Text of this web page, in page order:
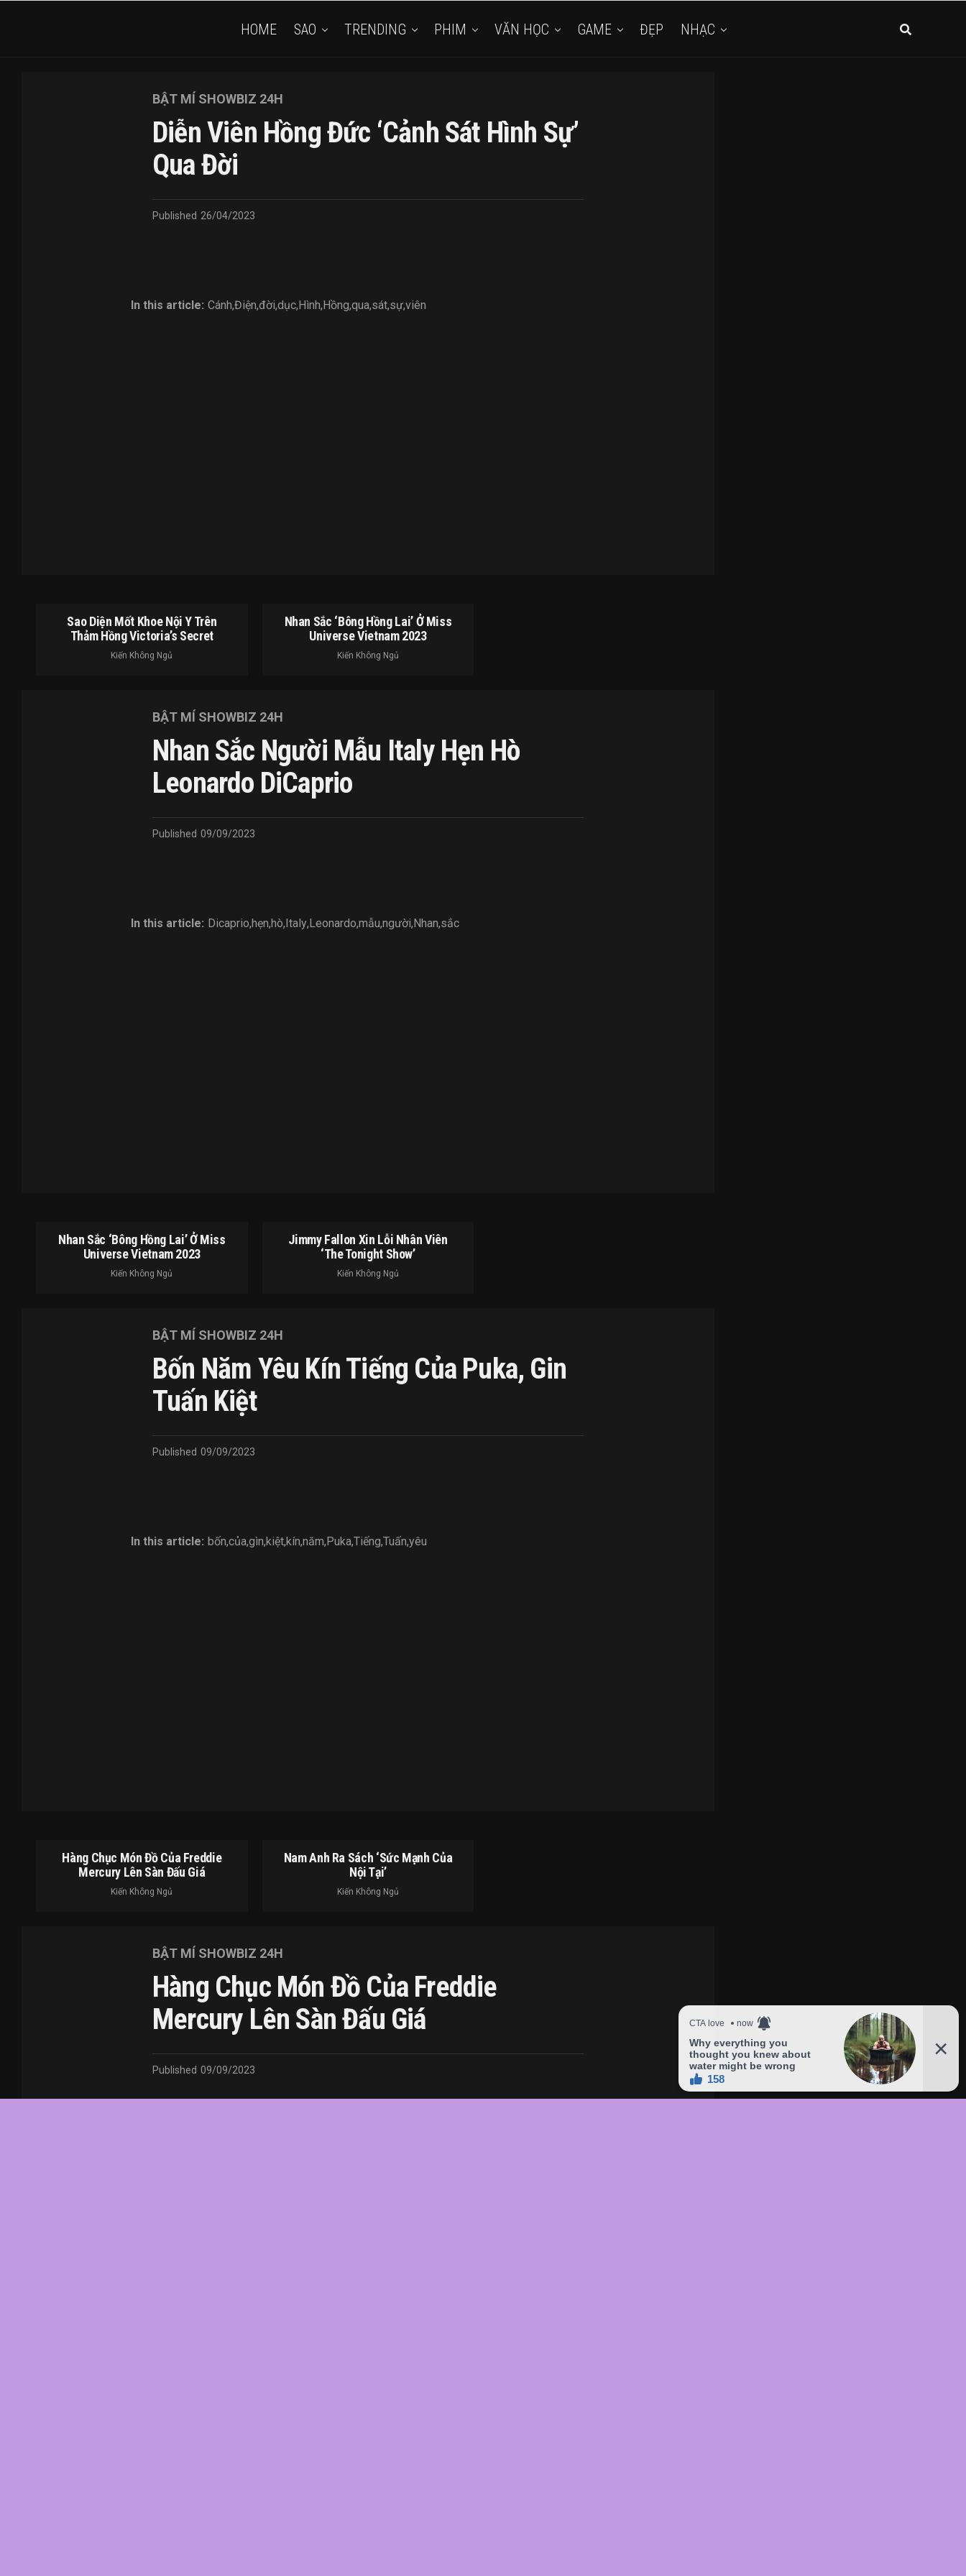
HOME SAO TRENDING PHIM VĂN HỌC GAME ĐẸP NHẠC
BẬT MÍ SHOWBIZ 24H
Diễn Viên Hồng Đức ‘Cảnh Sát Hình Sự’
Qua Đời
Published 26/04/2023
In this article: Cánh,Điện,đời,dục,Hình,Hồng,qua,sát,sự,viên
Sao Diện Mốt Khoe Nội Y Trên
Thảm Hồng Victoria’s Secret
Kiến Không Ngủ
Nhan Sắc ‘bông Hồng Lai’ Ở Miss
Universe Vietnam 2023
Kiến Không Ngủ
BẬT MÍ SHOWBIZ 24H
Nhan Sắc Người Mẫu Italy Hẹn Hò
Leonardo DiCaprio
Published 09/09/2023
In this article: Dicaprio,hẹn,hò,Italy,Leonardo,mẫu,người,Nhan,sắc
Nhan Sắc ‘bông Hồng Lai’ Ở Miss
Universe Vietnam 2023
Kiến Không Ngủ
Jimmy Fallon Xin Lỗi Nhân Viên
‘The Tonight Show’
Kiến Không Ngủ
BẬT MÍ SHOWBIZ 24H
Bốn Năm Yêu Kín Tiếng Của Puka, Gin
Tuấn Kiệt
Published 09/09/2023
In this article: bốn,của,gìn,kiệt,kín,năm,Puka,Tiếng,Tuấn,yêu
Hàng Chục Món Đồ Của Freddie
Mercury Lên Sàn Đấu Giá
Kiến Không Ngủ
Nam Anh Ra Sách ‘Sức Mạnh Của
Nội Tại’
Kiến Không Ngủ
BẬT MÍ SHOWBIZ 24H
Hàng Chục Món Đồ Của Freddie
Mercury Lên Sàn Đấu Giá
Published 09/09/2023